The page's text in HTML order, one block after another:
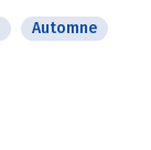
Automne